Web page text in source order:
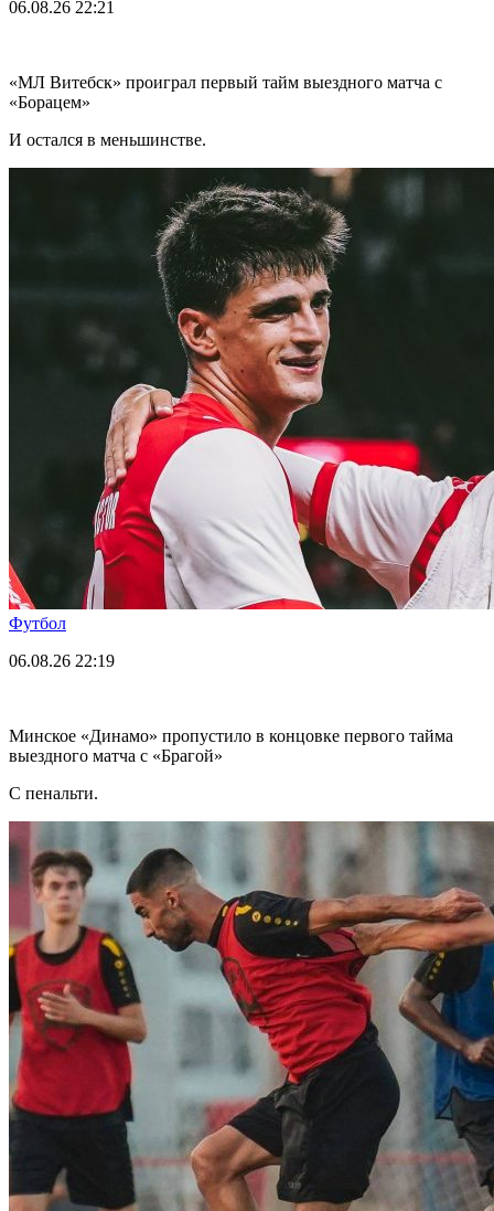
06.08.26 22:21
«МЛ Витебск» проиграл первый тайм выездного матча с
«Борацем»
И остался в меньшинстве.
Футбол
06.08.26 22:19
Минское «Динамо» пропустило в концовке первого тайма
выездного матча с «Брагой»
С пенальти.